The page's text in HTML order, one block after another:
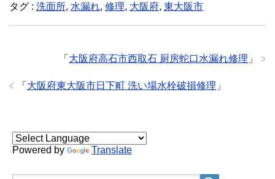
タグ : 洗面所, 水漏れ, 修理, 大阪府, 東大阪市
「 大阪府高石市西取石 厨房蛇口水漏れ修理 」
「 大阪府東大阪市日下町 洗い場水栓破損修理 」
Powered by Translate